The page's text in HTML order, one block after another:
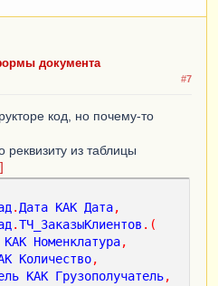
// важно понимать что
выводилось две строки
* 2
ВсегоСтрокВыведено
+ВсегоСтрокВыведено
// 4 и 5 колонки
документа
#7
код, но почему-то
из таблицы
.Дата КАК Дата,
.ТЧ_ЗаказыКлиентов .(
КАК Номенклатура,
Количество,
КАК Грузополучатель,